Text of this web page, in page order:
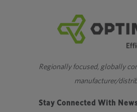
Regionally focused, globally
manufacturer/
Stay Connected With